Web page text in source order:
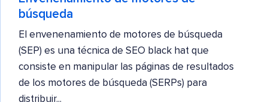
búsqueda
El envenenamiento de motores de búsqueda
(SEP) es una técnica de SEO black hat que
consiste en manipular las páginas de resultados
de los motores de búsqueda (SERPs) para
distribuir...